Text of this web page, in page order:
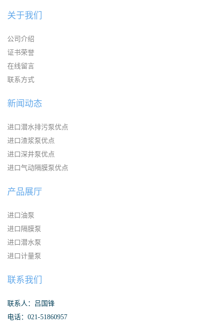
关于我们
公司介绍
证书荣誉
在线留言
联系方式
新闻动态
进口潜水排污泵优点
进口渣浆泵优点
进口深井泵优点
进口气动隔膜泵优点
产品展厅
进口油泵
进口隔膜泵
进口潜水泵
进口计量泵
联系我们
联系人：吕国锋
电话：021-51860957